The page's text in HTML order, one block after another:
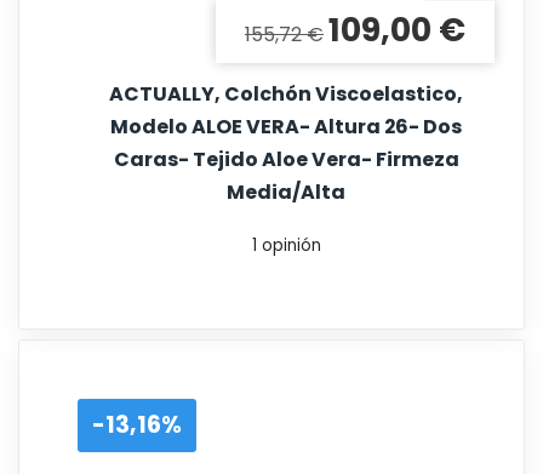
Precio base
155,72 € Precio
109,00 €
ACTUALLY, Colchón Viscoelastico,
Modelo ALOE VERA- Altura 26- Dos
Caras- Tejido Aloe Vera- Firmeza
Media/alta
1 opinión
-13,16%